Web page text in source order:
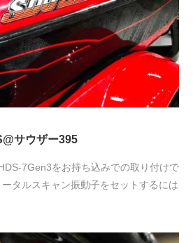
サウザー395
7Gen3をお持ち込みでの取り付けで
タルスキャン振動子をセットするには